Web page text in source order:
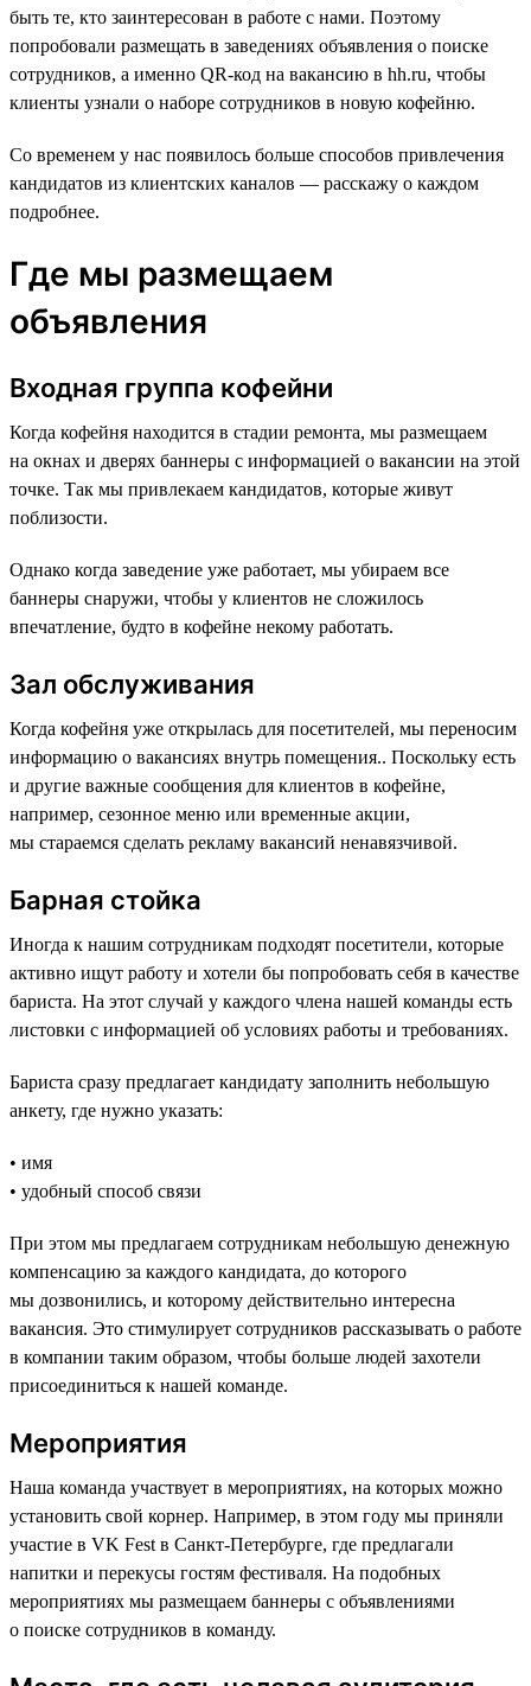
быть те, кто заинтересован в работе с нами. Поэтому
попробовали размещать в заведениях объявления о поиске
сотрудников, а именно QR-код на вакансию в hh.ru, чтобы
клиенты узнали о наборе сотрудников в новую кофейню.
Со временем у нас появилось больше способов привлечения
кандидатов из клиентских каналов — расскажу о каждом
подробнее.
Где мы размещаем
объявления
Входная группа кофейни
Когда кофейня находится в стадии ремонта, мы размещаем
на окнах и дверях баннеры с информацией о вакансии на этой
точке. Так мы привлекаем кандидатов, которые живут
поблизости.
Однако когда заведение уже работает, мы убираем все
баннеры снаружи, чтобы у клиентов не сложилось
впечатление, будто в кофейне некому работать.
Зал обслуживания
Когда кофейня уже открылась для посетителей, мы переносим
информацию о вакансиях внутрь помещения.. Поскольку есть
и другие важные сообщения для клиентов в кофейне,
например, сезонное меню или временные акции,
мы стараемся сделать рекламу вакансий ненавязчивой.
Барная стойка
Иногда к нашим сотрудникам подходят посетители, которые
активно ищут работу и хотели бы попробовать себя в качестве
бариста. На этот случай у каждого члена нашей команды есть
листовки с информацией об условиях работы и требованиях.
Бариста сразу предлагает кандидату заполнить небольшую
анкету, где нужно указать:
• имя
• удобный способ связи
При этом мы предлагаем сотрудникам небольшую денежную
компенсацию за каждого кандидата, до которого
мы дозвонились, и которому действительно интересна
вакансия. Это стимулирует сотрудников рассказывать о работе
в компании таким образом, чтобы больше людей захотели
присоединиться к нашей команде.
Мероприятия
Наша команда участвует в мероприятиях, на которых можно
установить свой корнер. Например, в этом году мы приняли
участие в VK Fest в Санкт-Петербурге, где предлагали
напитки и перекусы гостям фестиваля. На подобных
мероприятиях мы размещаем баннеры с объявлениями
о поиске сотрудников в команду.